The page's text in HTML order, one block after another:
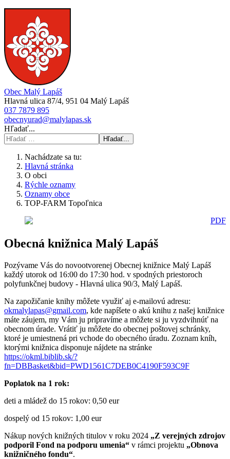
Obec Malý Lapáš
Hlavná ulica 87/4, 951 04 Malý Lapáš
037 7879 895
obecnyurad@malylapas.sk
Hľadať...
Hľadať...
Nachádzate sa tu:
Hlavná stránka
O obci
Rýchle oznamy
Oznamy obce
TOP-FARM Topoľnica
PDF
Obecná knižnica Malý Lapáš
Pozývame Vás do novootvorenej Obecnej knižnice Malý Lapáš
každý utorok od 16:00 do 17:30 hod. v spodných priestoroch
polyfunkčnej budovy - Hlavná ulica 90/3, Malý Lapáš.
Na zapožičanie knihy môžete využiť aj e-mailovú adresu:
okmalylapas@gmail.com, kde napíšete o akú knihu z našej knižnice
máte záujem, my Vám ju pripravíme a môžete si ju vyzdvihnúť na
obecnom úrade. Vrátiť ju môžete do obecnej poštovej schránky,
ktoré je umiestnená pri vchode do obecného úradu. Zoznam kníh,
ktorými knižnica disponuje nájdete na stránke
https://okml.biblib.sk/?
fn=DBBasket&bid=PWD1561C7DEB0C4190F593C9F
Poplatok na 1 rok:
deti a mládež do 15 rokov: 0,50 eur
dospelý od 15 rokov: 1,00 eur
Nákup nových knižných titulov v roku 2024 „Z verejných zdrojov
podporil Fond na podporu umenia“ v rámci projektu „Obnova
knižničného fondu“.